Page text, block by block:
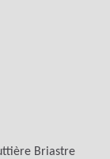
Briastre